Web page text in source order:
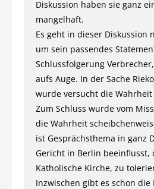
Diskussion haben sie ganz
mangelhaft.
Es geht in dieser Diskussion
um sein passendes
Schlussfolgerung
aufs Auge. In der Sache
wurde versucht die
Zum Schluss wurde vom
die Wahrheit
ist Gesprächsthema in ganz
Gericht in Berlin beeinflusst,
Katholische Kirche, zu
Inzwischen gibt es schon